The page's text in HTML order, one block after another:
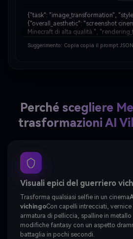
{"task": "image_transformation",
{"overall_aesthetic": "screenshot
Minecraft di alta qualità.",
basato su voxel."}, "subject_rules":
Suggerimento: Copia copia il prompt
Perché scegliere
trasformazioni AI
Visuali epici del guerriero
Trasforma qualsiasi selfie in un cinema
vichingoCon capelli intrecciati,
armatura di pelliccia, spalline in metallo
modifiche fantasy con un aspetto
battaglia in pochi secondi.